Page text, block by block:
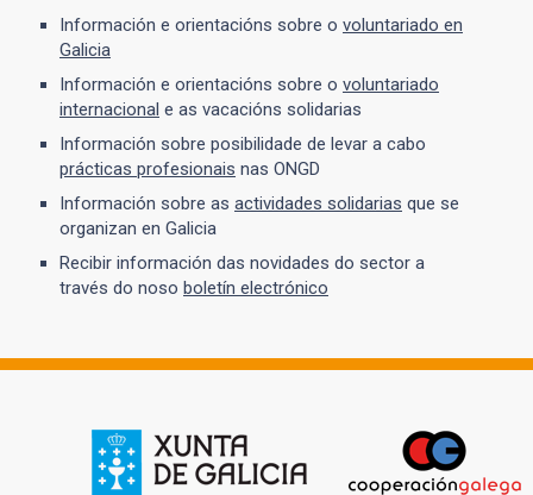
Información e orientacións sobre o voluntariado en
Galicia
Información e orientacións sobre o voluntariado
internacional e as vacacións solidarias
Información sobre posibilidade de levar a cabo
prácticas profesionais nas ONGD
Información sobre as actividades solidarias que se
organizan en Galicia
Recibir información das novidades do sector a
través do noso boletín electrónico